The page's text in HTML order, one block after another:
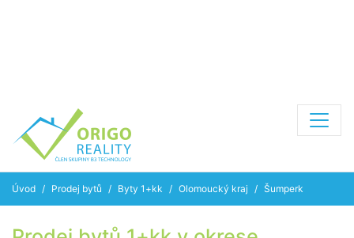
Úvod Prodej bytů Byty 1+kk Olomoucký kraj Šumperk